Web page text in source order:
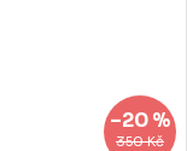
350 Kč
–20 %